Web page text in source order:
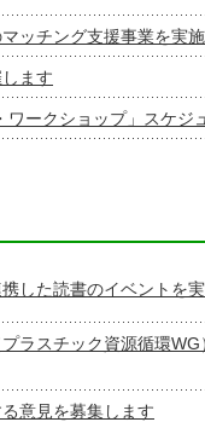
ッチング支援事業を実
ます
ークショップ」スケジ
した読書のイベントを
ラスチック資源循環WG
意見を募集します